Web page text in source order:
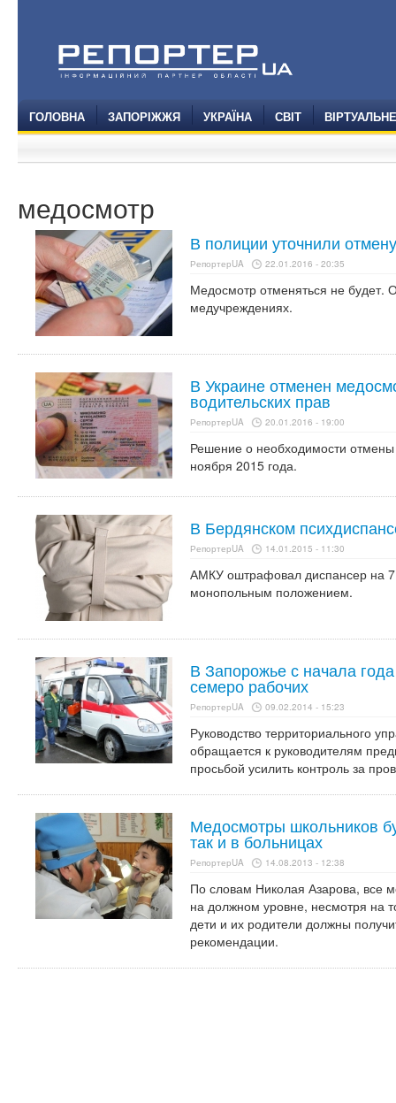
ГОЛОВНА ЗАПОРІЖЖЯ УКРАЇНА СВІТ
медосмотр
В полиции уточнили
РепортерUA 22.01.2016 - 20:35
Медосмотр отменяться не будет.
медучреждениях.
В Украине отменен
водительских прав
РепортерUA 20.01.2016 - 19:00
Решение о необходимости
ноября 2015 года.
В Бердянском
РепортерUA 14.01.2015 - 11:30
АМКУ оштрафовал диспансер на 7
монопольным положением.
В Запорожье с начала
семеро рабочих
РепортерUA 09.02.2014 - 15:23
Руководство территориального
обращается к руководителям
просьбой усилить контроль за
Медосмотры школьников
так и в больницах
РепортерUA 14.08.2013 - 12:38
По словам Николая Азарова, все
на должном уровне, несмотря на
дети и их родители должны
рекомендации.